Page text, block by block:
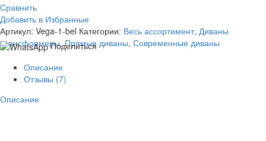
Сравнить
Добавить в Избранные
Артикул: Vega-1-bel Категории: Весь ассортимент, Диваны
трансформеры, Прямые диваны, Современные диваны
Поделиться
Описание
Отзывы (7)
Описание